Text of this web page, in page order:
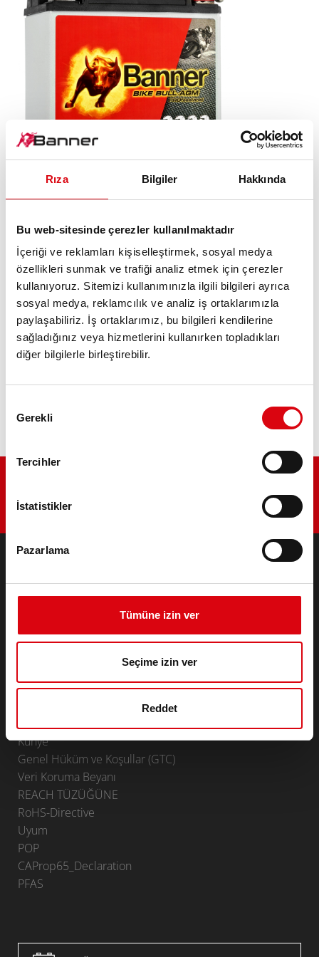
Rıza Bilgiler Hakkında
Bu web-sitesinde çerezler kullanılmaktadır
İçeriği ve reklamları kişiselleştirmek, sosyal medya
özellikleri sunmak ve trafiği analiz etmek için çerezler
kullanıyoruz. Sitemizi kullanımınızla ilgili bilgileri ayrıca
sosyal medya, reklamcılık ve analiz iş ortaklarımızla
paylaşabiliriz. İş ortaklarımız, bu bilgileri kendilerine
sağladığınız veya hizmetlerini kullanırken topladıkları
diğer bilgilerle birleştirebilir.
Seçimi
Gerekli
Tercihler
İstatistikler
Pazarlama
Tümüne izin ver
Seçime izin ver
Reddet
Bike Bull AGM PROfessional
AGM PRO 520 01 / BETX20L - ETX20L
Banner marka kalitesinin levhası. Orijinal ekipman
kalitesi (OE).
ÜRÜN AYRINTILARI >
ÜRÜNLER
Otomobiller ve ticari araçlar için aksesuarlar
Endüstriyel & Standby Aküleri
Infoservice
Künye
Genel Hüküm ve Koşullar (GTC)
Veri Koruma Beyanı
REACH TÜZÜĞÜNE
RoHS-Directive
Uyum
POP
CAProp65_Declaration
PFAS